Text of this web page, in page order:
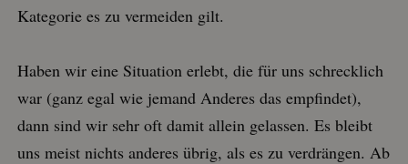
Kategorie es zu vermeiden gilt.
Haben wir eine Situation erlebt, die für uns schrecklich
war (ganz egal wie jemand Anderes das empfindet),
dann sind wir sehr oft damit allein gelassen. Es bleibt
uns meist nichts anderes übrig, als es zu verdrängen. Ab